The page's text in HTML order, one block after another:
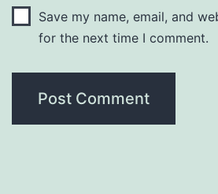
Save my name, email, and
for the next time I comment.